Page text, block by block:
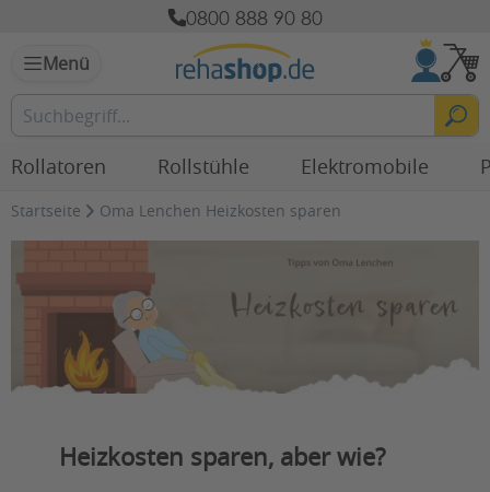
0800 888 90 80
Menü
Rollatoren Rollstühle Elektromobile
Startseite Oma Lenchen Heizkosten sparen
Heizkosten sparen, aber wie?